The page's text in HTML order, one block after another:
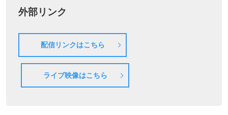
外部リンク
配信リンクはこちら
ライブ映像はこちら